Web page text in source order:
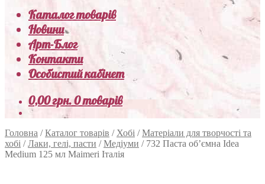
Каталог товарів
Новини
Арт-Блог
Контакти
Особистий кабінет
0,00грн.0 товарів
Головна /Каталог товарів / Хобі /Матеріали для творчості та
хобі /Лаки, гелі, пасти /Медіуми / 732 Паста об’ємна Idea
Medium 125 мл Maimeri Італія